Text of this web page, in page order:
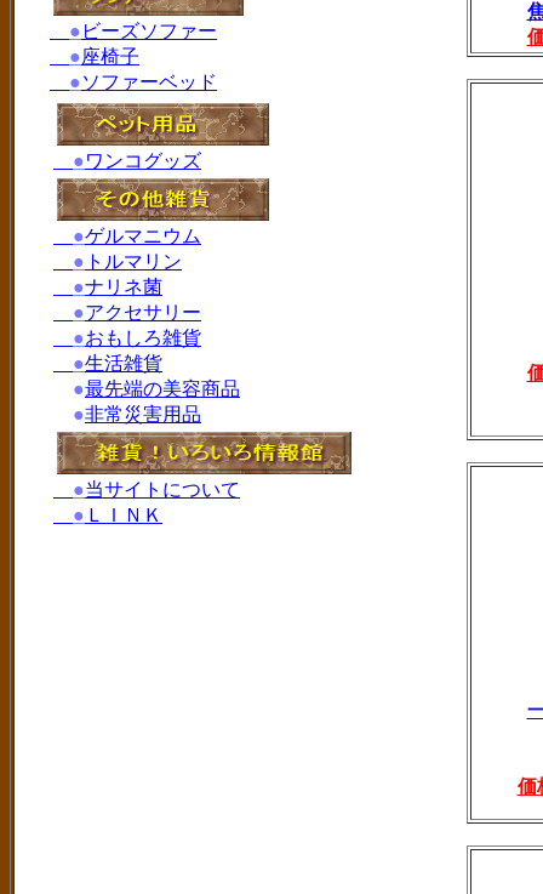
価
● ビーズソファー
●座椅子
●ソファーベッド
●ワンコグッズ
●ゲルマニウム
● トルマリン
●ナリネ菌
●アクセサリー
●おもしろ雑貨
●生活雑貨
●最先端の美容商品
●非常災害用品
●当サイトについて
● ＬＩＮＫ